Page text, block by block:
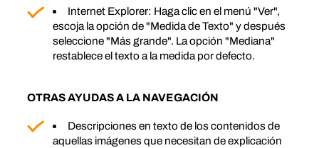
Internet Explorer: Haga clic en el menú "Ver",
escoja la opción de "Medida de Texto" y después
seleccione "Más grande". La opción "Mediana"
restablece el texto a la medida por defecto.
OTRAS AYUDAS A LA NAVEGACIÓN
Descripciones en texto de los contenidos de
aquellas imágenes que necesitan de explicación